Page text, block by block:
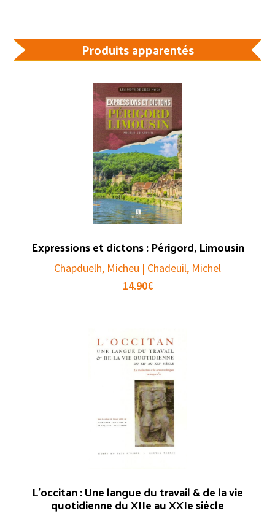
Produits apparentés
Expressions et dictons : Périgord, Limousin
Chapduelh, Micheu | Chadeuil, Michel
14.90€
L’occitan : Une langue du travail & de la vie
quotidienne du XIIe au XXIe siècle